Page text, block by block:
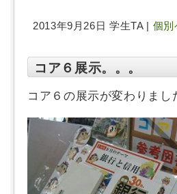
2013年9月26日 学生TA | 個別
コア６展示。。。
コア６の展示が変わりまし